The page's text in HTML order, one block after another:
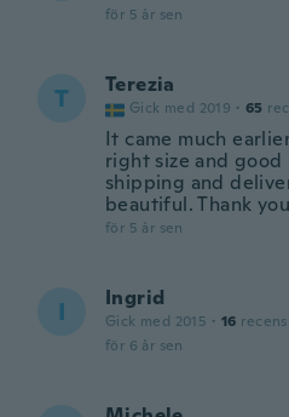
för 5 år sen
T Terezia
Gick med 2019 · 65
It came much
right size and
shipping and
beautiful. Thank
för 5 år sen
I Ingrid
Gick med 2015 · 16
för 6 år sen